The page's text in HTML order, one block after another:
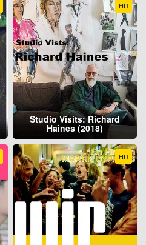
HD
Studio Visits: Richard
Haines (2018)
HD